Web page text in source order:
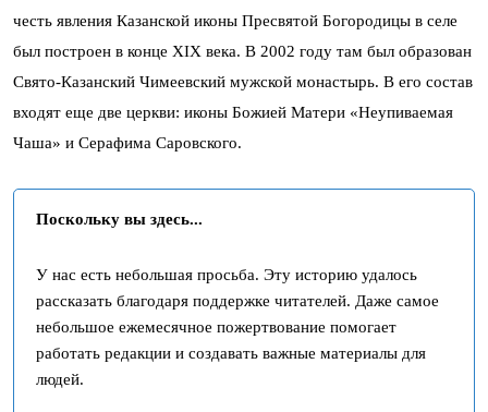
честь явления Казанской иконы Пресвятой Богородицы в селе
был построен в конце XIX века. В 2002 году там был образован
Свято-Казанский Чимеевский мужской монастырь. В его состав
входят еще две церкви: иконы Божией Матери «Неупиваемая
Чаша» и Серафима Саровского.
Поскольку вы здесь...
У нас есть небольшая просьба. Эту историю удалось
рассказать благодаря поддержке читателей. Даже самое
небольшое ежемесячное пожертвование помогает
работать редакции и создавать важные материалы для
людей.